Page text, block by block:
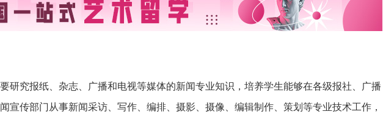
研究报纸、杂志、广播和电视等媒体的新闻专业知识，培养学生能够在各级报社、广播
宣传部门从事新闻采访、写作、编排、摄影、摄像、编辑制作、策划等专业技术工作，